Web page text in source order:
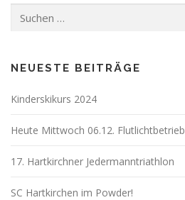
nach:
NEUESTE BEITRÄGE
Kinderskikurs 2024
Heute Mittwoch 06.12. Flutlichtbetrieb
17. Hartkirchner Jedermanntriathlon
SC Hartkirchen im Powder!